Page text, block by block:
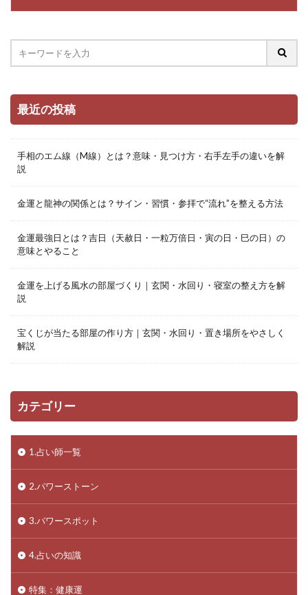
最近の投稿
手相のエム線（M線）とは？意味・見つけ方・右手左手の違いを解
説
金運と龍神の関係とは？サイン・習慣・参拝で“流れ”を整える方法
金運最強日とは？吉日（天赦日・一粒万倍日・寅の日・巳の日）の
意味とやること
金運を上げる風水の部屋づくり｜玄関・水回り・寝室の整え方を解
説
宝くじが当たる部屋の作り方｜玄関・水回り・置き場所をやさしく
解説
カテゴリー
1.占い師一覧
2.パワーストーン
3.パワースポット
4.占いの知識
特集：健康運